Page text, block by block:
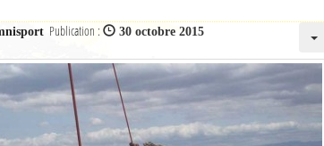
Publication : 30 octobre 2015